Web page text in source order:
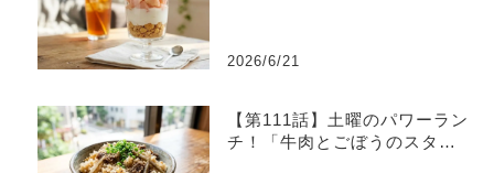
2026/6/21
【第111話】土曜のパワーラン
チ！「牛肉とごぼうのスタミ